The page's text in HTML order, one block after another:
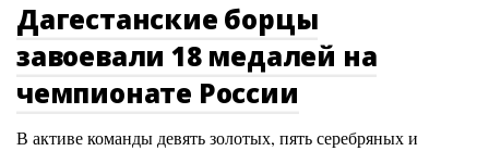
Дагестанские борцы
завоевали 18 медалей на
чемпионате России
В активе команды девять золотых, пять серебряных и